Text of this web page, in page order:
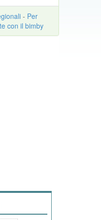
- Per
con il bimby